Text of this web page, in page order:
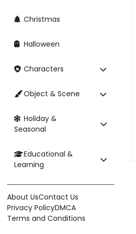
Christmas
Halloween
Characters
Object & Scene
Holiday &
Seasonal
Educational &
Learning
About UsContact Us
Privacy PolicyDMCA
Terms and Conditions